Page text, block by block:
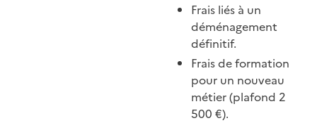
Frais liés à un
déménagement
définitif.
Frais de formation
pour un nouveau
métier (plafond 2
500 €).